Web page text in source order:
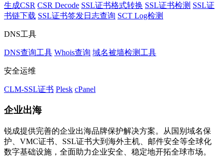
生成CSR CSR Decode SSL证书格式转换 SSL证书检测 SSL证
书链下载 SSL证书签发日志查询 SCT Log检测
DNS工具
DNS查询工具 Whois查询 域名被墙检测工具
安全运维
CLM-SSL证书 Plesk cPanel
企业出海
锐成提供完善的企业出海品牌保护解决方案。从国别域名保
护、VMC证书、SSL证书大到海外主机、邮件安全等全球化
数字基础设施，全面助力企业安全、稳定地开拓全球市场。